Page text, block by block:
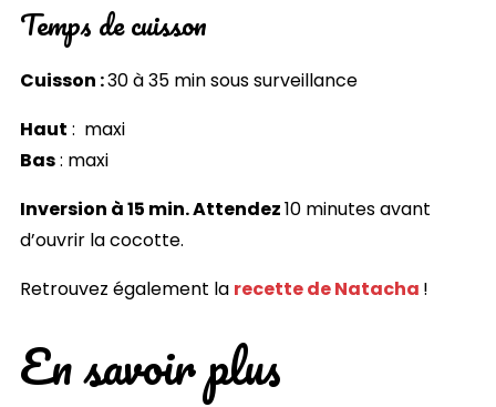
Temps de cuisson
Cuisson :30 à 35 min sous surveillance
Haut : maxi
Bas: maxi
Inversion à 15 min. Attendez10 minutes avant
d’ouvrir la cocotte.
Retrouvez également la recette de Natacha !
En savoir plus